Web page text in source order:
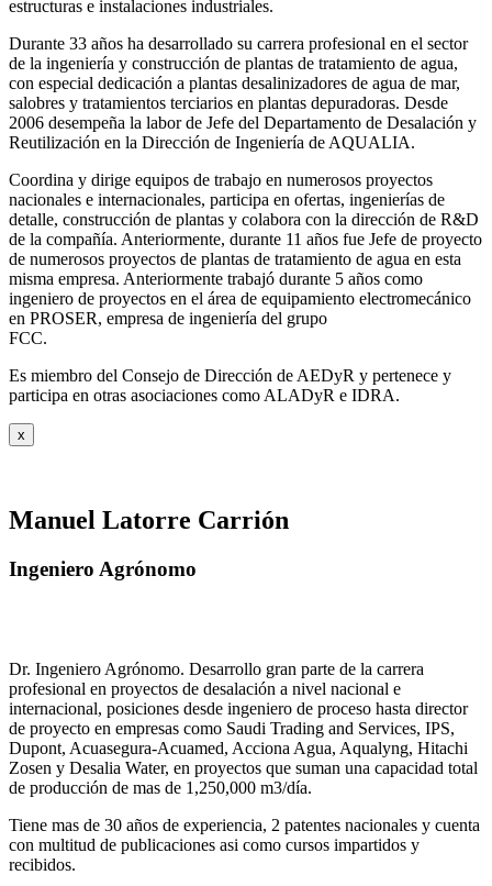
estructuras e instalaciones industriales.
Durante 33 años ha desarrollado su carrera profesional en el sector
de la ingeniería y construcción de plantas de tratamiento de agua,
con especial dedicación a plantas desalinizadores de agua de mar,
salobres y tratamientos terciarios en plantas depuradoras. Desde
2006 desempeña la labor de Jefe del Departamento de Desalación y
Reutilización en la Dirección de Ingeniería de AQUALIA.
Coordina y dirige equipos de trabajo en numerosos proyectos
nacionales e internacionales, participa en ofertas, ingenierías de
detalle, construcción de plantas y colabora con la dirección de R&D
de la compañía. Anteriormente, durante 11 años fue Jefe de proyecto
de numerosos proyectos de plantas de tratamiento de agua en esta
misma empresa. Anteriormente trabajó durante 5 años como
ingeniero de proyectos en el área de equipamiento electromecánico
en PROSER, empresa de ingeniería del grupo
FCC.
Es miembro del Consejo de Dirección de AEDyR y pertenece y
participa en otras asociaciones como ALADyR e IDRA.
x
Manuel Latorre Carrión
Ingeniero Agrónomo
Dr. Ingeniero Agrónomo. Desarrollo gran parte de la carrera
profesional en proyectos de desalación a nivel nacional e
internacional, posiciones desde ingeniero de proceso hasta director
de proyecto en empresas como Saudi Trading and Services, IPS,
Dupont, Acuasegura-Acuamed, Acciona Agua, Aqualyng, Hitachi
Zosen y Desalia Water, en proyectos que suman una capacidad total
de producción de mas de 1,250,000 m3/día.
Tiene mas de 30 años de experiencia, 2 patentes nacionales y cuenta
con multitud de publicaciones asi como cursos impartidos y
recibidos.